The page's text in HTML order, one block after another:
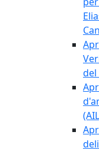
del